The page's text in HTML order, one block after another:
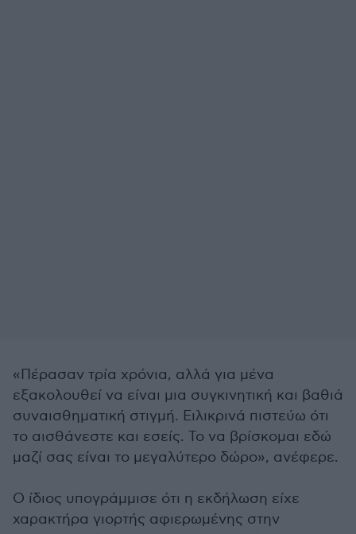
«Πέρασαν τρία χρόνια, αλλά για μένα
εξακολουθεί να είναι μια συγκινητική και βαθιά
συναισθηματική στιγμή. Ειλικρινά πιστεύω ότι
το αισθάνεστε και εσείς. Το να βρίσκομαι εδώ
μαζί σας είναι το μεγαλύτερο δώρο», ανέφερε.
Ο ίδιος υπογράμμισε ότι η εκδήλωση είχε
χαρακτήρα γιορτής αφιερωμένης στην